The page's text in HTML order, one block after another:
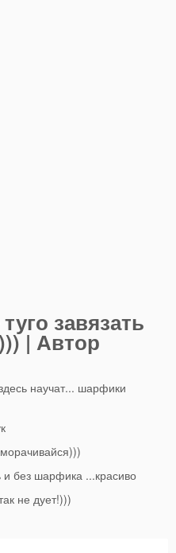
завязать
| Автор
научат... шарфики
без шарфика ...красиво
не дует!)))